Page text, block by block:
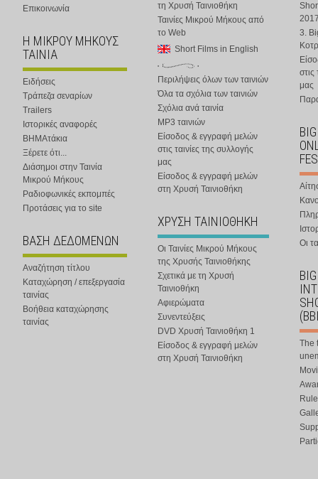
Επικοινωνία
Η ΜΙΚΡΟΥ ΜΗΚΟΥΣ
ΤΑΙΝΙΑ
Ειδήσεις
Τράπεζα σεναρίων
Trailers
Ιστορικές αναφορές
ΒΗΜΑτάκια
Ξέρετε ότι...
Διάσημοι στην Ταινία
Μικρού Μήκους
Ραδιοφωνικές εκπομπές
Προτάσεις για το site
ΒΑΣΗ ΔΕΔΟΜΕΝΩΝ
Αναζήτηση τίτλου
Καταχώρηση / επεξεργασία
ταινίας
Βοήθεια καταχώρησης
ταινίας
τη Χρυσή Ταινιοθήκη
Ταινίες Μικρού Μήκους από
το Web
Short Films in English
Περιλήψεις όλων των ταινιών
Όλα τα σχόλια των ταινιών
Σχόλια ανά ταινία
MP3 ταινιών
Είσοδος & εγγραφή μελών
στις ταινίες της συλλογής
μας
Είσοδος & εγγραφή μελών
στη Χρυσή Ταινιοθήκη
ΧΡΥΣΗ ΤΑΙΝΙΟΘΗΚΗ
Οι Ταινίες Μικρού Μήκους
της Χρυσής Ταινιοθήκης
Σχετικά με τη Χρυσή
Ταινιοθήκη
Αφιερώματα
Συνεντεύξεις
DVD Χρυσή Ταινιοθήκη 1
Είσοδος & εγγραφή μελών
στη Χρυσή Ταινιοθήκη
3.
στις
μας
Οι
The